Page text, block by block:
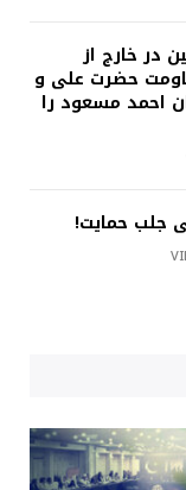
در خارج از
حضرت علی و
احمد مسعود را
جلب حمایت!